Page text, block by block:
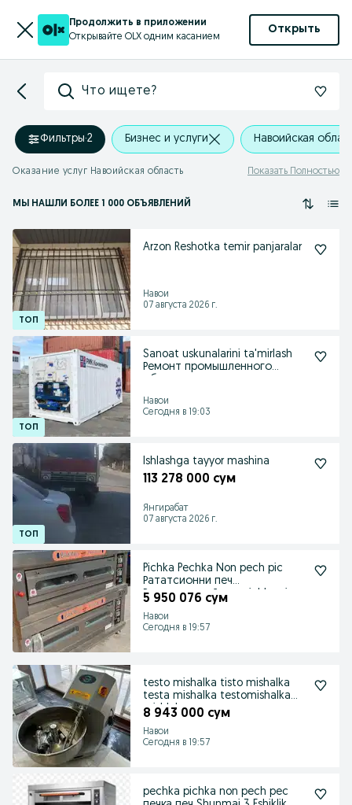
Продолжить в приложении
Открывайте OLX одним касанием
Открыть
Что ищете?
Фильтры·2 Бизнес и услуги Навоийская
Оказание услуг Навоийская область Показать Полностью
МЫ НАШЛИ БОЛЕЕ 1 000 ОБЪЯВЛЕНИЙ
Arzon Reshotka temir panjaralar
Навои
07 августа 2026 г.
Sanoat uskunalarini ta'mirlash
Ремонт промышленного
Навои
Сегодня в 19:03
Ishlashga tayyor mashina
113 278 000 сум
Янгирабат
07 августа 2026 г.
Pichka Pechka Non pech pic
Рататсионни печ
Радиационной печ pichka pic
5 950 076 сум
Навои
Сегодня в 19:57
testo mishalka tisto mishalka
testa mishalka testomishalka
mishlaka
8 943 000 сум
Навои
Сегодня в 19:57
pechka pichka non pech pec